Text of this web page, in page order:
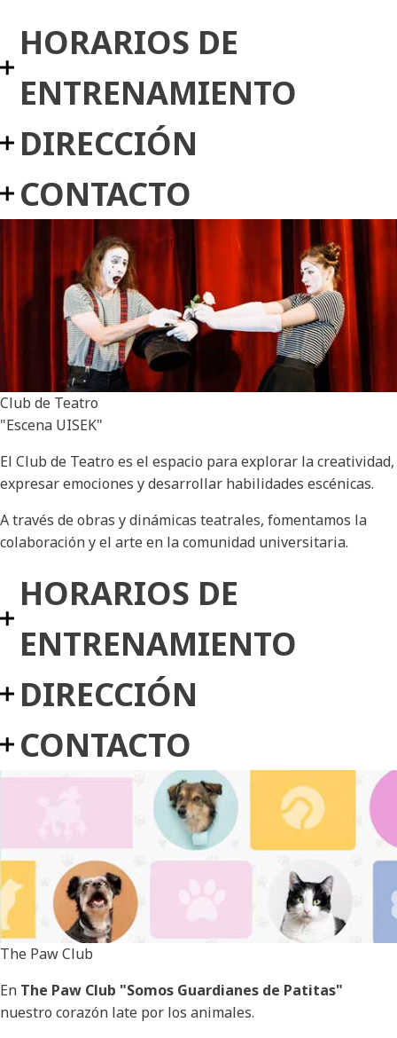
HORARIOS DE
ENTRENAMIENTO
DIRECCIÓN
CONTACTO
Club de Teatro
"Escena UISEK"
El Club de Teatro es el espacio para explorar la creatividad,
expresar emociones y desarrollar habilidades escénicas.
A través de obras y dinámicas teatrales, fomentamos la
colaboración y el arte en la comunidad universitaria.
HORARIOS DE
ENTRENAMIENTO
DIRECCIÓN
CONTACTO
The Paw Club
En The Paw Club "Somos Guardianes de Patitas"
nuestro corazón late por los animales.